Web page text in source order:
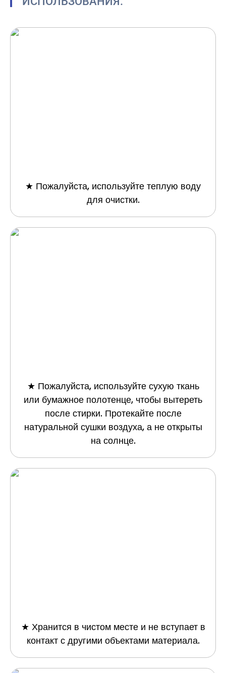
★ Пожалуйста, используйте теплую воду
для очистки.
★ Пожалуйста, используйте сухую ткань
или бумажное полотенце, чтобы вытереть
после стирки. Протекайте после
натуральной сушки воздуха, а не открыты
на солнце.
★ Хранится в чистом месте и не вступает в
контакт с другими объектами материала.